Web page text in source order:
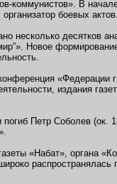
коммунистов». В
боевых
несколько десятков
Новое
издания
Петр Соболев (ок.
«Набат», органа